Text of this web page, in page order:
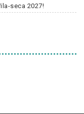
seca 2027!